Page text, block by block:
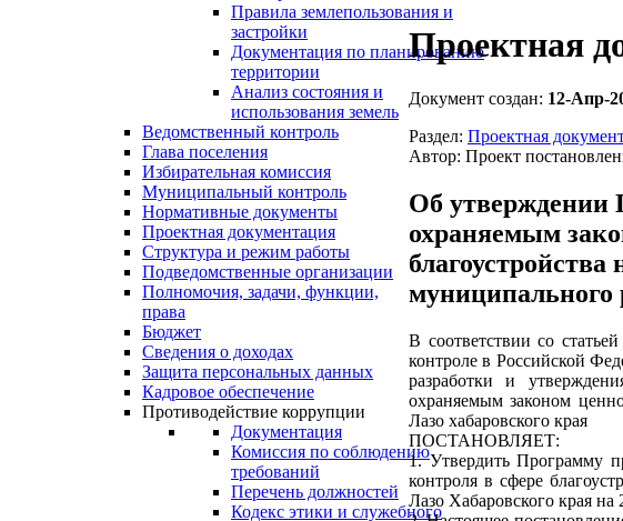
Правила землепользования и
застройки
Документация по планированию
территории
Анализ состояния и
использования земель
Ведомственный контроль
Глава поселения
Избирательная комиссия
Муниципальный контроль
Нормативные документы
Проектная документация
Структура и режим работы
Подведомственные организации
Полномочия, задачи, функции,
права
Бюджет
Сведения о доходах
Защита персональных данных
Кадровое обеспечение
Противодействие коррупции
Документация
Комиссия по соблюдению
требований
Перечень должностей
Кодекс этики и служебного
Проектная
Документ создан: 12-Апр-
Раздел: Проектная
Автор: Проект
Об утверждении
охраняемым
муниципального
В соответствии со
контроле в Российской
разработки и
охраняемым законом
Лазо хабаровского края
ПОСТАНОВЛЯЕТ:
1. Утвердить Программу
контроля в сфере
Лазо Хабаровского края